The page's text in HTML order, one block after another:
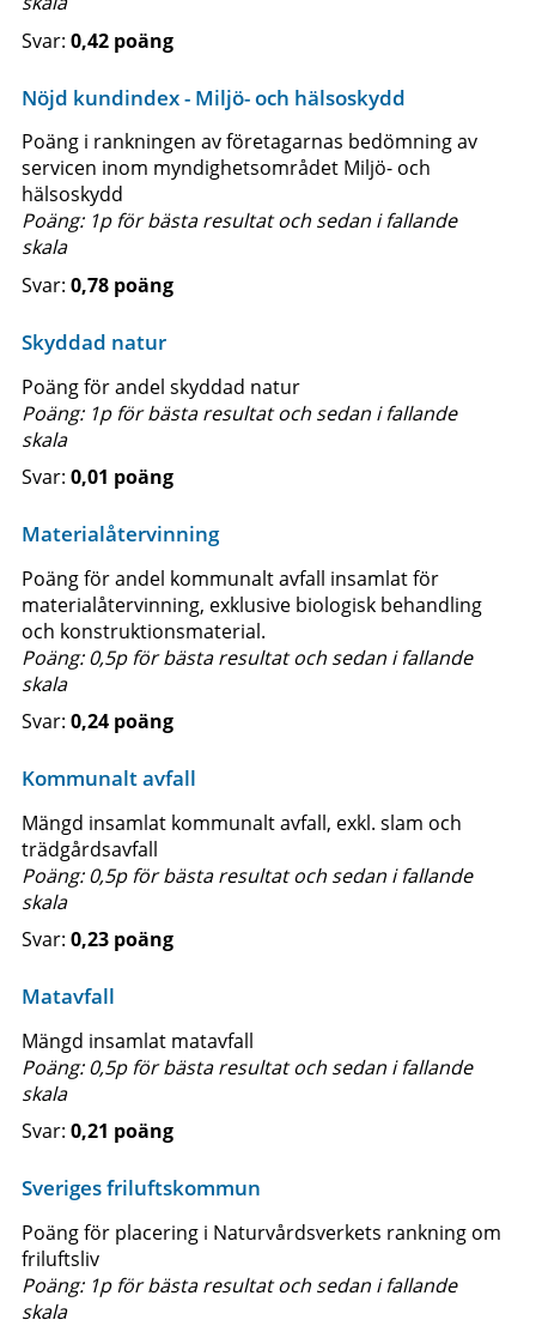
0,42 poäng
Nöjd kundindex - Miljö- och hälsoskydd
Poäng i rankningen av företagarnas bedömning av
servicen inom myndighetsområdet Miljö- och
hälsoskydd
Poäng: 1p för bästa resultat och sedan i fallande
skala
0,78 poäng
Skyddad natur
Poäng för andel skyddad natur
Poäng: 1p för bästa resultat och sedan i fallande
skala
0,01 poäng
Materialåtervinning
Poäng för andel kommunalt avfall insamlat för
materialåtervinning, exklusive biologisk behandling
och konstruktionsmaterial.
Poäng: 0,5p för bästa resultat och sedan i fallande
skala
0,24 poäng
Kommunalt avfall
Mängd insamlat kommunalt avfall, exkl. slam och
trädgårdsavfall
Poäng: 0,5p för bästa resultat och sedan i fallande
skala
0,23 poäng
Matavfall
Mängd insamlat matavfall
Poäng: 0,5p för bästa resultat och sedan i fallande
skala
0,21 poäng
Sveriges friluftskommun
Poäng för placering i Naturvårdsverkets rankning om
friluftsliv
Poäng: 1p för bästa resultat och sedan i fallande
skala